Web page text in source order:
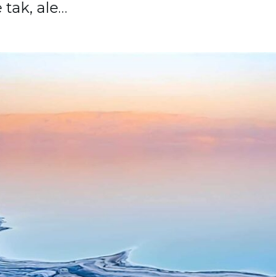
tak, ale…